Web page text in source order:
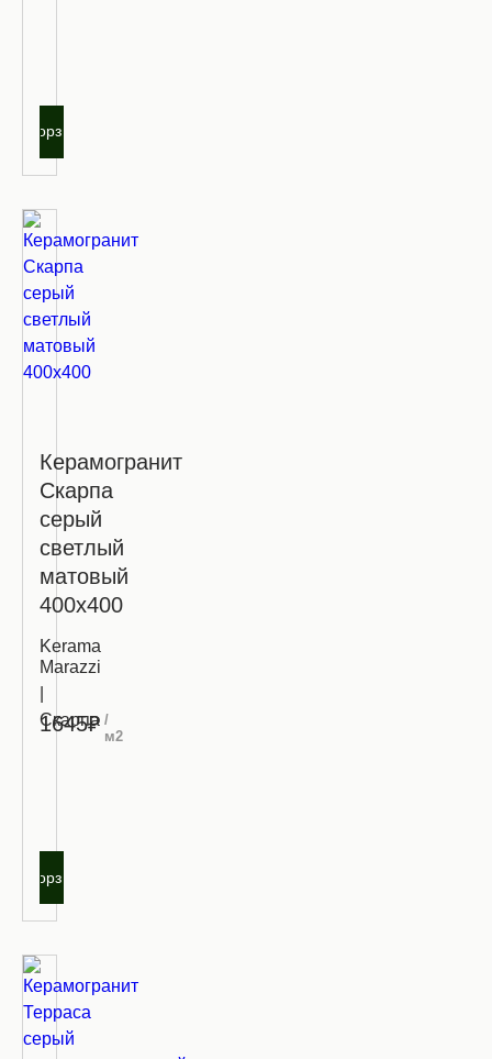
В корзину
Керамогранит
Скарпа
серый
светлый
матовый
400х400
Kerama
Marazzi
Скарпа
1645₽ /
м2
В корзину